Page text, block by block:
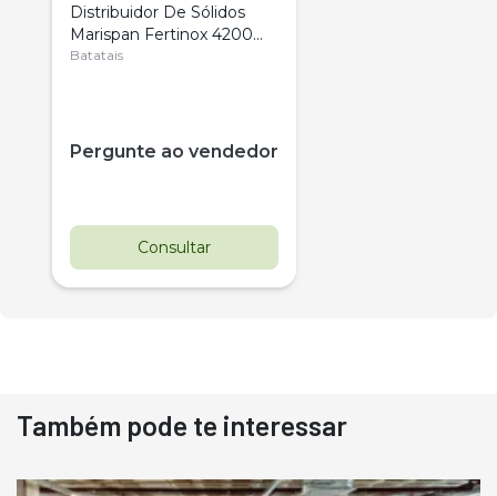
Distribuidor De Sólidos
Marispan Fertinox 4200
Citrus
Batatais
Pergunte ao vendedor
Consultar
Destaque
Usado
Também pode te interessar